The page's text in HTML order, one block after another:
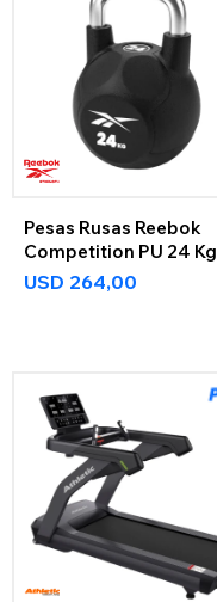
Pesas Rusas Reebok
Competition PU 24 Kg
USD 264,00